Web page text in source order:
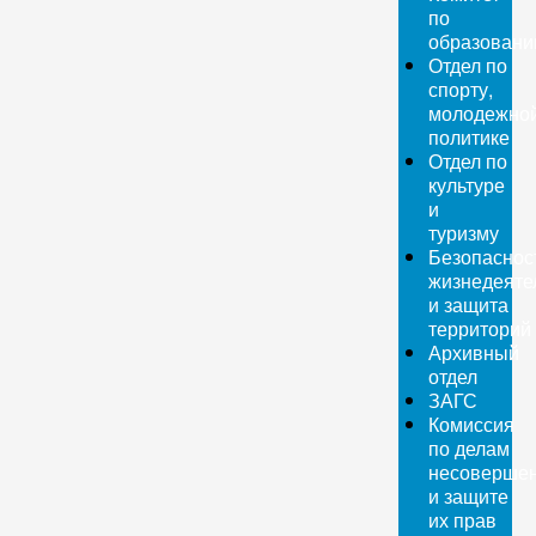
по
Отдел по
спорту,
политике
Отдел по
культуре
и
туризму
и защита
территорий
Архивный
отдел
ЗАГС
Комиссия
по делам
и защите
их прав